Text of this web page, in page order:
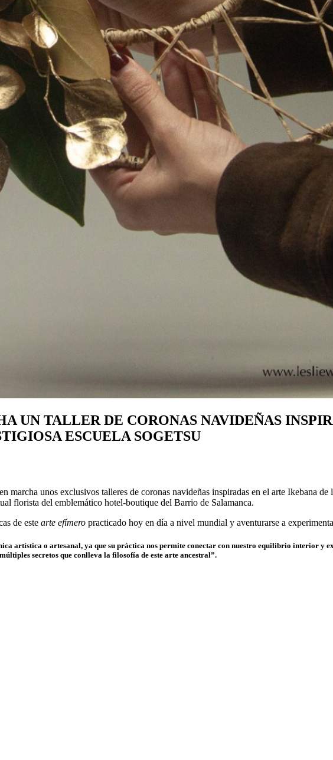
UN TALLER DE CORONAS NAVIDEÑAS
ESCUELA SOGETSU
marcha unos exclusivos talleres de coronas navideñas inspiradas en el arte Ikebana
florista del emblemático hotel-boutique del Barrio de Salamanca.
de este arte efímero practicado hoy en día a nivel mundial y aventurarse a
artística o artesanal, ya que su práctica nos permite conectar con nuestro equilibrio interior y
secretos que conlleva la filosofía de este arte ancestral”.